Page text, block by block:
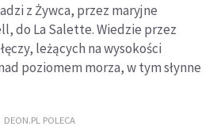
z Żywca, przez maryjne
do La Salette. Wiedzie przez
leżących na wysokości
poziomem morza, w tym słynne
DEON.PL POLECA